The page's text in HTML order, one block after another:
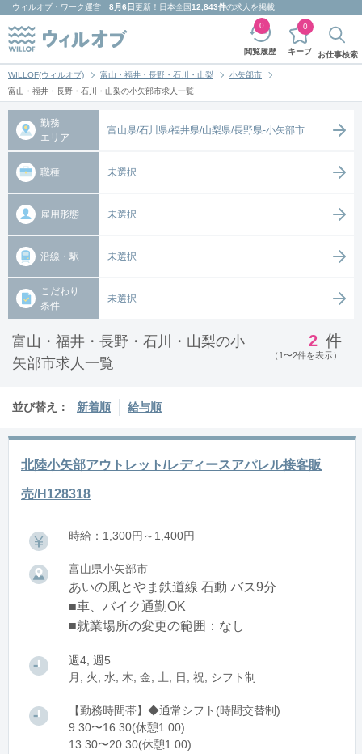
ウィルオブ・ワーク運営 8月6日更新！日本全国12,843件の求人を掲載
閲覧履歴
0
キープ
0
お仕事検索
WILLOF(ウィルオブ) 富山・福井・長野・石川・山梨
小矢部市
富山・福井・長野・石川・山梨の小矢部市求人一覧
勤務
エリア
富山県/石川県/福井県/山梨県/長野県-小矢部市
職種 未選択
雇用形態 未選択
沿線・駅 未選択
こだわり
条件
未選択
富山・福井・長野・石川・山梨の小
矢部市求人一覧
2 件
（1〜2件を表示）
並び替え： 新着順 給与順
北陸小矢部アウトレット/レディースアパレル接客販
売/H128318
時給：1,300円～1,400円
富山県小矢部市
あいの風とやま鉄道線 石動 バス9分
■車、バイク通勤OK
■就業場所の変更の範囲：なし
週4, 週5
月, 火, 水, 木, 金, 土, 日, 祝, シフト制
【勤務時間帯】◆通常シフト(時間交替制)
9:30〜16:30(休憩1:00)
13:30〜20:30(休憩1:00)